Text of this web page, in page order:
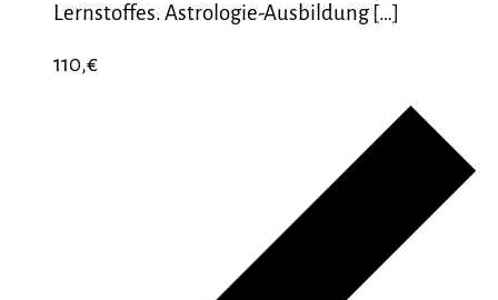
Lernstoffes. Astrologie-Ausbildung […]
110,€